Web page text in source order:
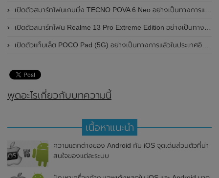
เปิดตัวสมาร์ทโฟนเกมมิ่ง TECNO POVA 6 Neo อย่างเป็นทางการแล้วในประเทศไทย ในราคา 8,499 บาท
เปิดตัวสมาร์ทโฟน Realme 13 Pro Extreme Edition อย่างเป็นทางการแล้วในประเทศจีน
เปิดตัวแท็บเล็ต POCO Pad (5G) อย่างเป็นทางการแล้วในประเทศอินเดีย มาพร้อมชิปเซ็ต Snapdragon 7s Gen 2 ของ Qualcomm และรองรับเครือข่าย 5G
พูดอะไรเกี่ยวกับบทความนี้
เนื้อหาแนะนำ
ความแตกต่างของ Android กับ iOS จุดเด่นส่วนตัวที่น่า
สนใจของแต่ละระบบ